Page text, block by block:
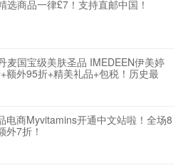
选商品一律£7！支持直邮中国！
麦国宝级美肤圣品 IMEDEEN伊美婷
额外95折+精美礼品+包税！历史最
电商Myvitamins开通中文站啦！全场8
外7折！